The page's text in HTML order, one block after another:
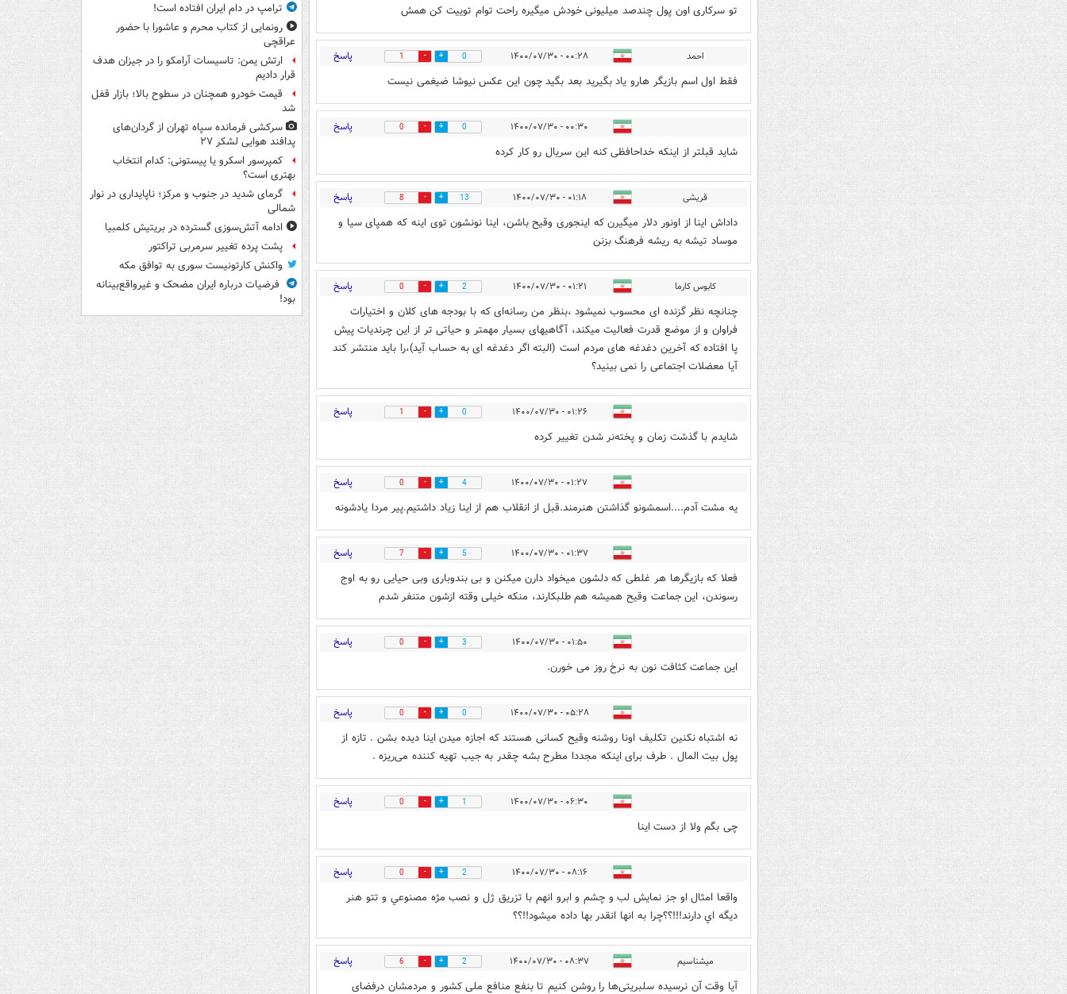
تو سرکاری اون پول چندصد میلیونی خودش میگیره راحت توام توییت کن همش
احمد ۰۰:۲۸ - ۱۴۰۰/۰۷/۳۰ 0
1 پاسخ
فقط اول اسم بازیگر هارو یاد بگیرید بعد بگید چون این عکس نیوشا ضیغمی نیست
۰۰:۳۰ - ۱۴۰۰/۰۷/۳۰ 0
0 پاسخ
شاید قبلتر از اینکه خداحافظی کنه این سریال رو کار کرده
قریشی ۰۱:۱۸ - ۱۴۰۰/۰۷/۳۰ 13
8 پاسخ
داداش اینا از اونور دلار میگیرن که اینجوری وقیح باشن، اینا نونشون توی اینه که همپای سیا و
موساد تیشه به ریشه فرهنگ بزنن
کابوس کارما ۰۱:۲۱ - ۱۴۰۰/۰۷/۳۰ 2
0 پاسخ
چنانچه نظر گزنده ای محسوب نمیشود ،بنظر من رسانه‌ای که با بودجه های کلان و اختیارات
فراوان و از موضع قدرت فعالیت میکند، آگاهیهای بسیار مهمتر و حیاتی تر از این چرندیات پیش
پا افتاده که آخرین دغدغه های مردم است (البته اگر دغدغه ای به حساب آید)،را باید منتشر کند
آیا معضلات اجتماعی را نمی بینید؟
۰۱:۲۶ - ۱۴۰۰/۰۷/۳۰ 0
1 پاسخ
شایدم با گذشت زمان و پخته‌نر شدن تغییر کرده
۰۱:۲۷ - ۱۴۰۰/۰۷/۳۰ 4
0 پاسخ
یه مشت آدم....اسمشونو گذاشتن هنرمند.قبل از انقلاب هم از اینا زیاد داشتیم.پیر مردا یادشونه
۰۱:۳۷ - ۱۴۰۰/۰۷/۳۰ 5
7 پاسخ
فعلا که بازیگرها هر غلطی که دلشون میخواد دارن میکنن و بی بندوباری وبی حیایی رو به اوج
رسوندن، این جماعت وقیح همیشه هم طلبکارند، منکه خیلی وقته ازشون متنفر شدم
۰۱:۵۰ - ۱۴۰۰/۰۷/۳۰ 3
0 پاسخ
این جماعت کثافت نون به نرخ روز می خورن.
۰۵:۲۸ - ۱۴۰۰/۰۷/۳۰ 0
0 پاسخ
نه اشتباه نکنین تکلیف اونا روشنه وقیح کسانی هستند که اجازه میدن اینا دیده بشن . تازه از
پول بیت المال . طرف برای اینکه مجددا مطرح بشه چقدر به جیب تهیه کننده می‌ریزه .
۰۶:۳۰ - ۱۴۰۰/۰۷/۳۰ 1
0 پاسخ
چی بگم ولا از دست اینا
۰۸:۱۶ - ۱۴۰۰/۰۷/۳۰ 2
0 پاسخ
واقعا امثال او جز نمايش لب و چشم و ابرو انهم با تزريق ژل و نصب مژه مصنوعي و تتو هنر
ديگه اي دارند!!!؟؟چرا به انها انقدر بها داده ميشود!!؟؟
میشناسیم ۰۸:۳۷ - ۱۴۰۰/۰۷/۳۰ 2
6 پاسخ
آیا وقت آن نرسیده سلبریتی‌ها را روشن کنیم تا بنفع منافع ملی کشور و مردمشان درفضای
ترامپ در دام ایران افتاده است!
رونمایی از کتاب محرم و عاشورا با حضور
عراقچی
ارتش یمن: تاسیسات آرامکو را در جیزان هدف
قرار دادیم
قیمت خودرو همچنان در سطوح بالا؛ بازار قفل
شد
سرکشی فرمانده سپاه تهران از گردان‌های
پدافند هوایی لشکر ۲۷
کمپرسور اسکرو یا پیستونی: کدام انتخاب
بهتری است؟
گرمای شدید در جنوب و مرکز؛ ناپایداری در نوار
شمالی
ادامه آتش‌سوزی گسترده در بریتیش کلمبیا
پشت پرده تغییر سرمربی تراکتور
واکنش کارتونیست سوری به توافق مکه
فرضیات درباره ایران مضحک و غیرواقع‌بینانه
بود!